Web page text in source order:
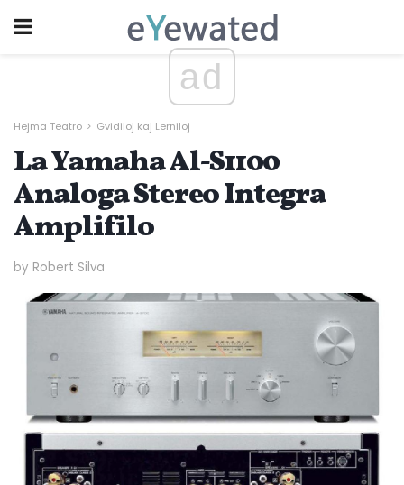
ad
Hejma Teatro Gvidiloj kaj Lerniloj
La Yamaha Al-S1100
Analoga Stereo Integra
Amplifilo
by Robert Silva